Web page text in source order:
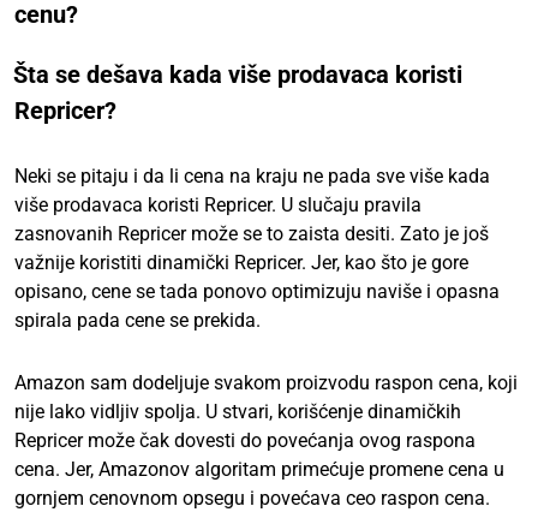
cenu?
Šta se dešava kada više prodavaca koristi
Repricer?
Neki se pitaju i da li cena na kraju ne pada sve više kada
više prodavaca koristi Repricer. U slučaju pravila
zasnovanih Repricer može se to zaista desiti. Zato je još
važnije koristiti dinamički Repricer. Jer, kao što je gore
opisano, cene se tada ponovo optimizuju naviše i opasna
spirala pada cene se prekida.
Amazon sam dodeljuje svakom proizvodu raspon cena, koji
nije lako vidljiv spolja. U stvari, korišćenje dinamičkih
Repricer može čak dovesti do povećanja ovog raspona
cena. Jer, Amazonov algoritam primećuje promene cena u
gornjem cenovnom opsegu i povećava ceo raspon cena.